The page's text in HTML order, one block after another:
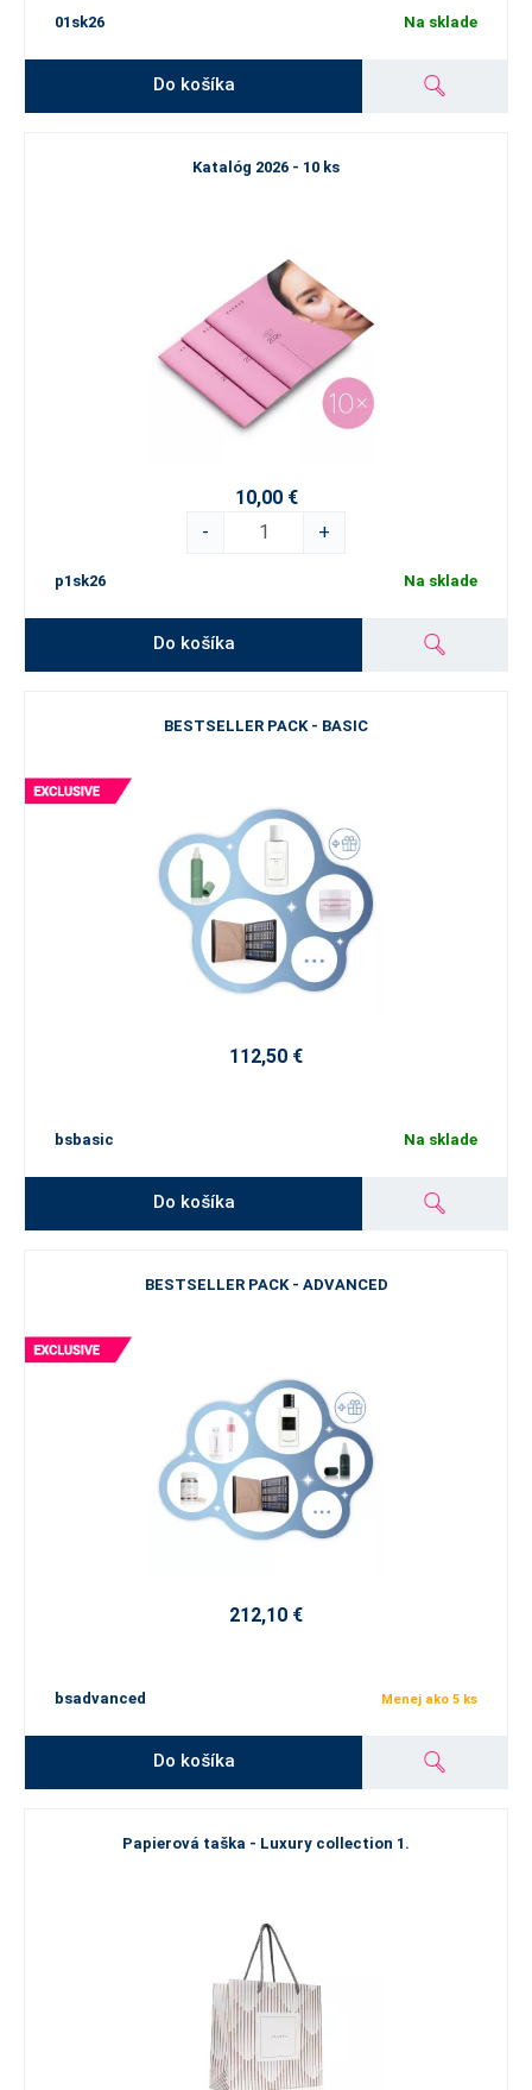
01sk26 Na sklade
Do košíka
Katalóg 2026 - 10 ks
10,00 €
-
+
p1sk26 Na sklade
Do košíka
BESTSELLER PACK - BASIC
112,50 €
bsbasic Na sklade
Do košíka
BESTSELLER PACK - ADVANCED
212,10 €
bsadvanced Menej ako 5 ks
Do košíka
Papierová taška - Luxury collection 1.